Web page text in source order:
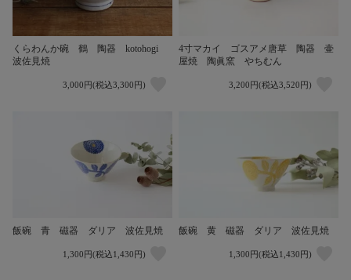
くらわんか碗 鶴 陶器 kotohogi
波佐見焼
3,000円(税込3,300円)
4寸マカイ ゴスアメ唐草 陶器 壷
屋焼 陶眞窯 やちむん
3,200円(税込3,520円)
飯碗 青 磁器 ダリア 波佐見焼
1,300円(税込1,430円)
飯碗 黄 磁器 ダリア 波佐見焼
1,300円(税込1,430円)